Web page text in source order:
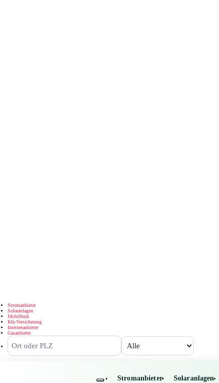
Stromanbieter
Solaranlagen
Mobilfunk
Kfz-Versicherung
Internetanbieter
Gasanbieter
Stromanbieter Solaranlagen